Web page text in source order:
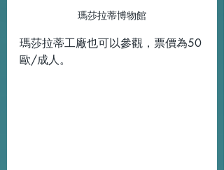
瑪莎拉蒂博物館
瑪莎拉蒂工廠也可以參觀，票價為50
歐/成人。